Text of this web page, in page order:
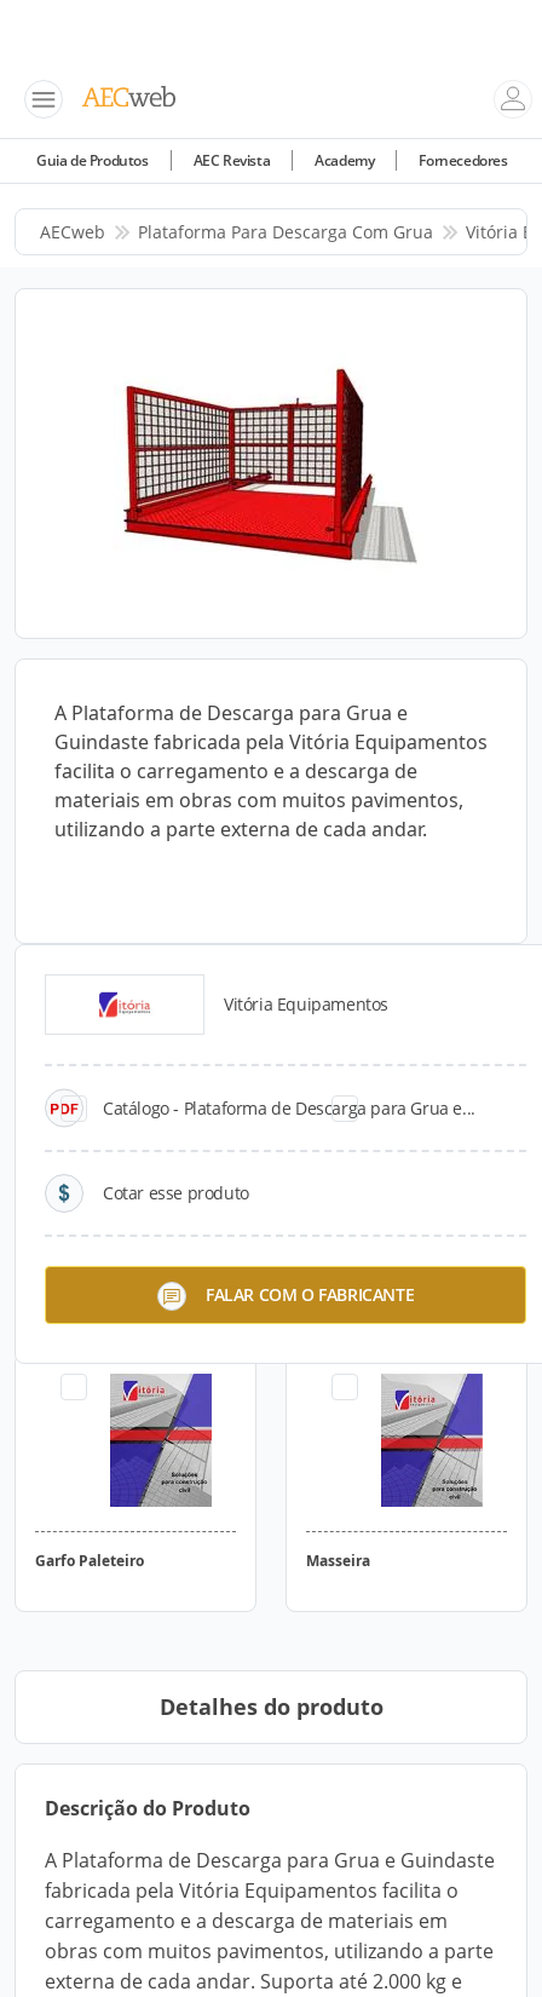
Guia de Produtos AEC Revista Academy Fornecedores
AECweb Plataforma Para Descarga Com Grua Vitória
A Plataforma de Descarga para Grua e
Guindaste fabricada pela Vitória Equipamentos
facilita o carregamento e a descarga de
materiais em obras com muitos pavimentos,
utilizando a parte externa de cada andar.
Vitória Equipamentos
Catálogo - Plataforma de Descarga para Grua e...
Cotar esse produto
FALAR COM O FABRICANTE
Catálogos para Download
Escantilhão Tripé para
Alvenaria Estrutural
Estrutural
Garfo Paleteiro Masseira
Detalhes do produto
Descrição do Produto
A Plataforma de Descarga para Grua e Guindaste
fabricada pela Vitória Equipamentos facilita o
carregamento e a descarga de materiais em
obras com muitos pavimentos, utilizando a parte
externa de cada andar. Suporta até 2.000 kg e